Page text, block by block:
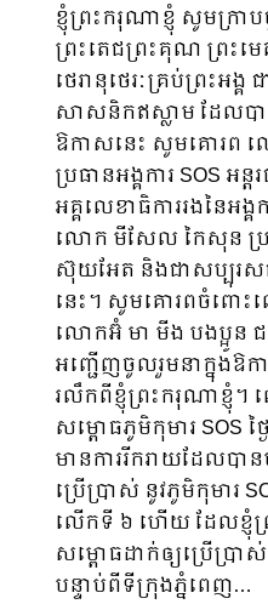
ខ្ញុំព្រះករុណាខ្ញុំ សូមក្រាប
ព្រះតេជព្រះគុណ ព្រះ
ថេរានុថេរៈគ្រប់ព្រះអង្
សាសនិកឥស្លាម ដែលប
ឱកាសនេះ សូមគោរព ល
ប្រធានអង្គការ SOS
អគ្គលេខា​ធិ​កា​រ​រងនៃអង្
លោក មីសែល កៃសុន ប្រធ
ស៊ុយអែត និងជាសប្បុ​រ
នេះ។ សូមគោរពចំពោ
លោកអ៊ំ មា មីង បងប្អូន
អញ្ជើញចូលរួមនា​ក្នុងឱ
រលឹកពីខ្ញុំព្រះករុណាខ្ញុំ
សម្ពោធភូមិកុមារ SOS ថ្
មានការរីករាយដែលប
ប្រើប្រាស់ នូវភូមិកុមារ
លើកទី ៦ ហើយ ដែលខ្ញុំ
សម្ពោធដាក់ឲ្យប្រើប្រា
បន្ទាប់ពីទីក្រុងភ្នំពេញ…